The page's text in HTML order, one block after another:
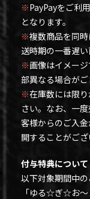
※PayPayをご利
となります。
※複数商品を同
送時期の一番遅
※画像はイメー
部異なる場合がご
※在庫数には限
さい。なお、一
客様からのご入
開することがご
付与特典について
以下対象期間中
「ゆる☆ぎ☆お～